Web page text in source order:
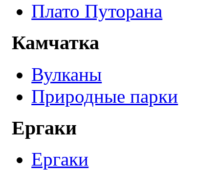
Плато Путорана
Камчатка
Вулканы
Природные парки
Ергаки
Ергаки